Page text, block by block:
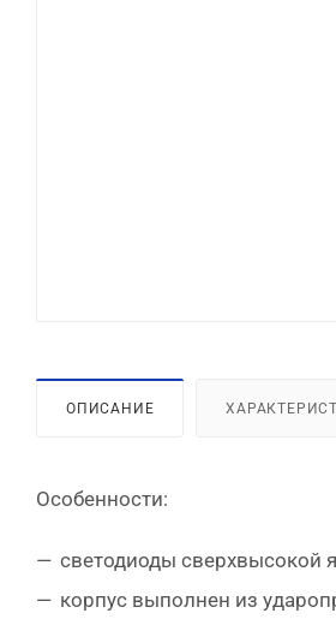
ОПИСАНИЕ
Особенности:
светодиоды сверхвысокой
корпус выполнен из